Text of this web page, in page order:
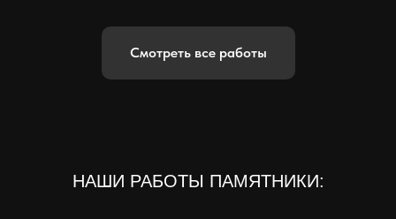
Смотреть все работы
НАШИ РАБОТЫ ПАМЯТНИКИ: